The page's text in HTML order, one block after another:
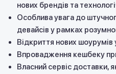
нових брендів та
Особлива увага до
девайсів у рамках
Відкриття нових шоурумів
Впровадження кешбеку
Власний сервіс доставки,